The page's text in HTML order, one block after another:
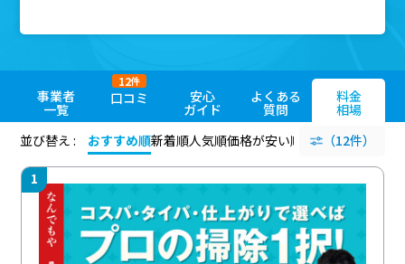
事業者
一覧
口コミ
12件
安心
ガイド
よくある
質問
料金
相場
並び替え :
おすすめ順新着順人気順価格が安い順 評価が高い順
（12件）
1